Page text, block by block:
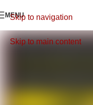
Skip to navigation
Skip to main content
MENU